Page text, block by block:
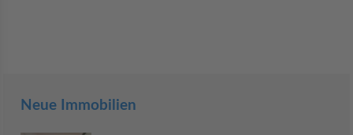
Neue Immobilien